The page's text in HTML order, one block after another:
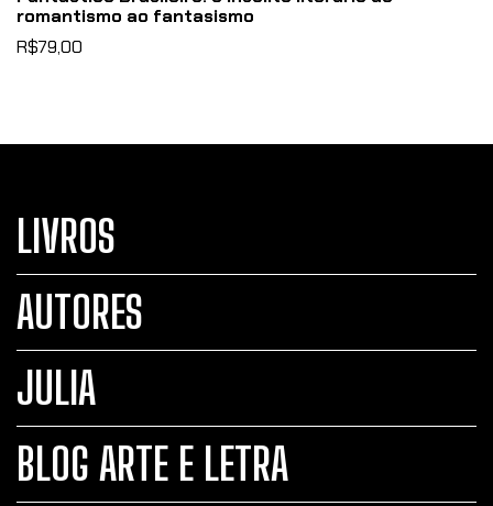
romantismo ao fantasismo
R$79,00
LIVROS
AUTORES
JULIA
BLOG ARTE E LETRA